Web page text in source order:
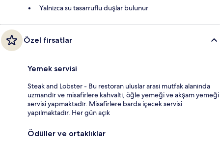
Yalnızca su tasarruflu duşlar bulunur
Özel fırsatlar
Yemek servisi
Steak and Lobster - Bu restoran uluslar arası mutfak alanında
uzmandır ve misafirlere kahvaltı, öğle yemeği ve akşam yemeği
servisi yapmaktadır. Misafirlere barda içecek servisi
yapılmaktadır. Her gün açık
Ödüller ve ortaklıklar